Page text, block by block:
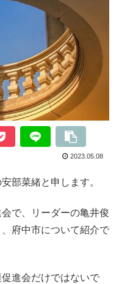
2023.05.08
部菜緒と申します。
で、リーダーの亀井俊
府中市について紹介で
進会だけではないで